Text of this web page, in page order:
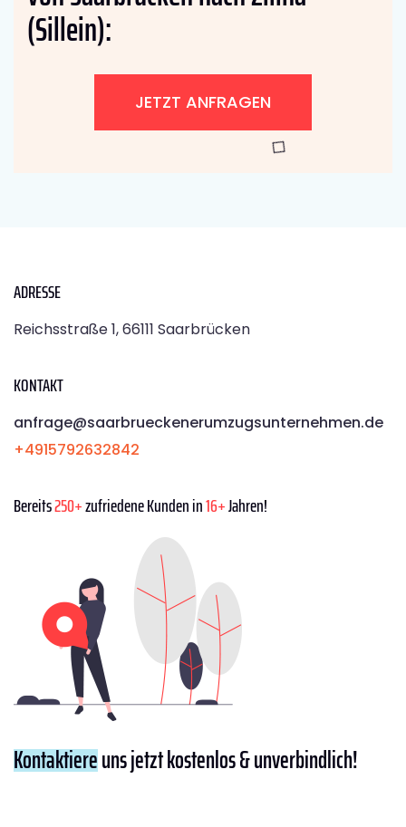
(Sillein):
JETZT ANFRAGEN
ADRESSE
Reichsstraße 1, 66111 Saarbrücken
KONTAKT
anfrage@saarbrueckenerumzugsunternehmen.de
+4915792632842
Bereits250+zufriedene Kunden in16+Jahren!
Kontaktiereuns jetzt kostenlos & unverbindlich!